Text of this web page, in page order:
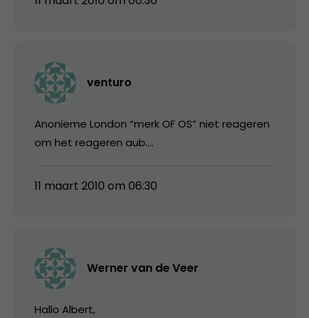
venturo
Anonieme London “merk OF OS” niet reageren
om het reageren aub….
11 maart 2010 om 06:30
Werner van de Veer
Hallo Albert,